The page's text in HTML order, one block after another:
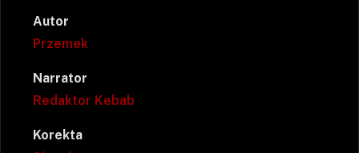
Autor
Przemek
Narrator
Redaktor Kebab
Korekta